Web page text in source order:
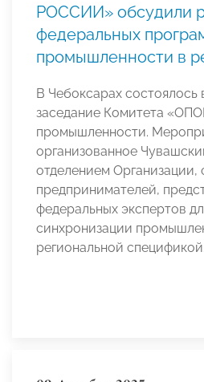
РОССИИ» обсудили
федеральных
промышленности в
В Чебоксарах состоялось
заседание Комитета
промышленности.
организованное
отделением Организации,
предпринимателей,
федеральных экспертов
синхронизации
региональной спецификой.